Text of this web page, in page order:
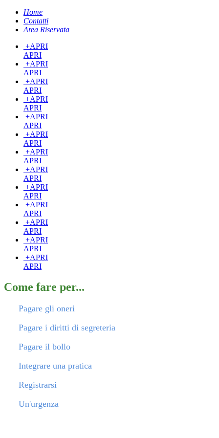
Home
Contatti
Area Riservata
+APRI
APRI
+APRI
APRI
+APRI
APRI
+APRI
APRI
+APRI
APRI
+APRI
APRI
+APRI
APRI
+APRI
APRI
+APRI
APRI
+APRI
APRI
+APRI
APRI
+APRI
APRI
+APRI
APRI
Come fare per...
Pagare gli oneri
Pagare i diritti di segreteria
Pagare il bollo
Integrare una pratica
Registrarsi
Un'urgenza